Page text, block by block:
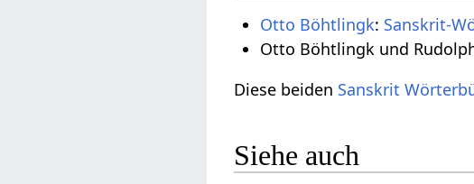
Otto Böhtlingk: Sanskrit-
Otto Böhtlingk und
Diese beiden Sanskrit
Siehe auch